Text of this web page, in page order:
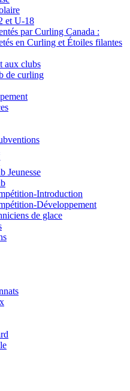
et U-18
par Curling Canada :
en Curling et Étoiles filantes
aux clubs
de curling
Jeunesse
Introduction
Développement
de glace